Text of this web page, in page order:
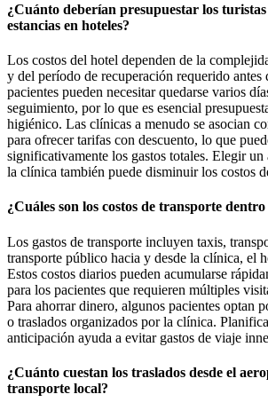
¿Cuánto deberían presupuestar los
estancias en hoteles?
Los costos del hotel dependen de la
y del período de recuperación requerido antes
pacientes pueden necesitar quedarse varios
seguimiento, por lo que es esencial
higiénico. Las clínicas a menudo se asocian
para ofrecer tarifas con descuento, lo que
significativamente los gastos totales. Elegir un
la clínica también puede disminuir los costos
¿Cuáles son los costos de transporte
Los gastos de transporte incluyen taxis,
transporte público hacia y desde la clínica, el
Estos costos diarios pueden acumularse
para los pacientes que requieren múltiples
Para ahorrar dinero, algunos pacientes optan
o traslados organizados por la clínica.
anticipación ayuda a evitar gastos de viaje
¿Cuánto cuestan los traslados desde el
transporte local?